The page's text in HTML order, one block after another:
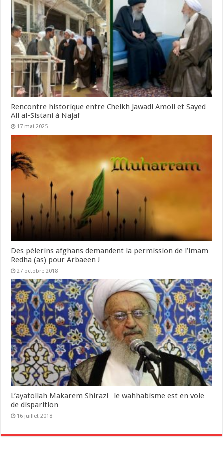
Rencontre historique entre Cheikh Jawadi Amoli et Sayed
Ali al-Sistani à Najaf
17 mai 2025
Des pèlerins afghans demandent la permission de l’imam
Redha (as) pour Arbaeen !
27 octobre 2018
L’ayatollah Makarem Shirazi : le wahhabisme est en voie
de disparition
16 juillet 2018